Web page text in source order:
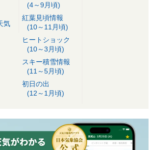
気
(4～9月頃)
紅葉見頃情報
(10～11月頃)
ヒートショック
(10～3月頃)
スキー積雪情報
(11～5月頃)
初日の出
(12～1月頃)